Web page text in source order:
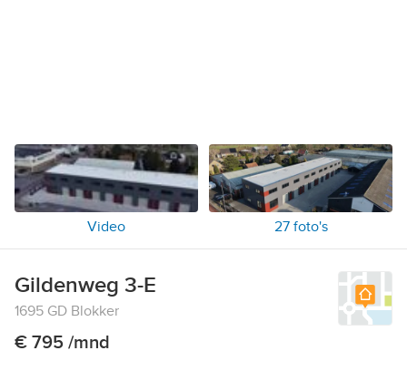
Video 27 foto's
Gildenweg 3-E
1695 GD Blokker
€ 795 /mnd